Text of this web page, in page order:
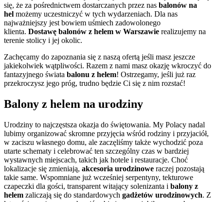
się, że za pośrednictwem dostarczanych przez nas balonów na
hel możemy uczestniczyć w tych wydarzeniach. Dla nas
najważniejszy jest bowiem uśmiech zadowolonego
klienta. Dostawę balonów z helem w Warszawie realizujemy na
terenie stolicy i jej okolic.
Zachęcamy do zapoznania się z naszą ofertą jeśli masz jeszcze
jakiekolwiek wątpliwości. Razem z nami masz okazję wkroczyć do
fantazyjnego świata balonu z helem! Ostrzegamy, jeśli już raz
przekroczysz jego próg, trudno będzie Ci się z nim rozstać!
Balony z helem na urodziny
Urodziny to najczęstsza okazja do świętowania. My Polacy nadal
lubimy organizować skromne przyjęcia wśród rodziny i przyjaciół,
w zaciszu własnego domu, ale zaczęliśmy także wychodzić poza
utarte schematy i celebrować ten szczególny czas w bardziej
wystawnych miejscach, takich jak hotele i restauracje. Choć
lokalizacje się zmieniają, akcesoria urodzinowe raczej pozostają
takie same. Wspomniane już wcześniej serpentyny, tekturowe
czapeczki dla gości, transparent witający solenizanta i balony z
helem zaliczają się do standardowych gadżetów urodzinowych. Z